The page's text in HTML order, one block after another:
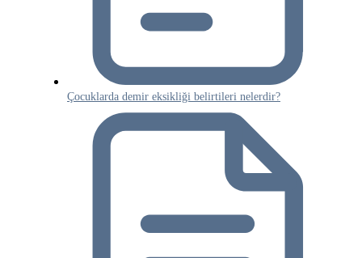
Çocuklarda demir eksikliği belirtileri nelerdir?